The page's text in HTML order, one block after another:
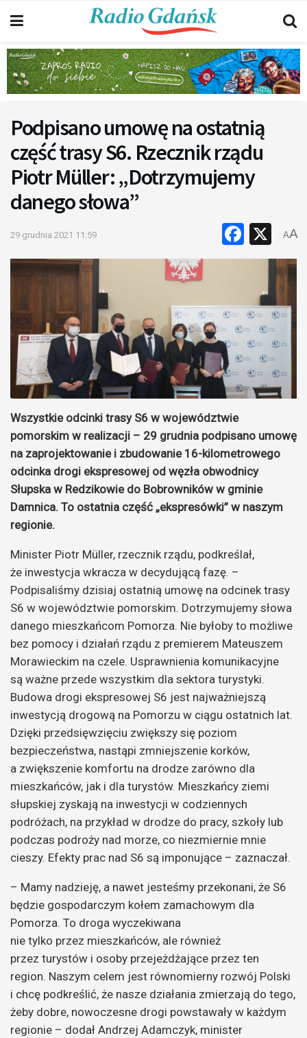
Podpisano umowę na ostatnią
część trasy S6. Rzecznik rządu
Piotr Müller: „Dotrzymujemy
danego słowa”
29 grudnia 2021 11:59 X
AA
Wszystkie odcinki trasy S6 w województwie
pomorskim w realizacji – 29 grudnia podpisano umowę
na zaprojektowanie i zbudowanie 16-kilometrowego
odcinka drogi ekspresowej od węzła obwodnicy
Słupska w Redzikowie do Bobrowników w gminie
Damnica. To ostatnia część „ekspresówki” w naszym
regionie.
Minister Piotr Müller, rzecznik rządu, podkreślał,
że inwestycja wkracza w decydującą fazę. –
Podpisaliśmy dzisiaj ostatnią umowę na odcinek trasy
S6 w województwie pomorskim. Dotrzymujemy słowa
danego mieszkańcom Pomorza. Nie byłoby to możliwe
bez pomocy i działań rządu z premierem Mateuszem
Morawieckim na czele. Usprawnienia komunikacyjne
są ważne przede wszystkim dla sektora turystyki.
Budowa drogi ekspresowej S6 jest najważniejszą
inwestycją drogową na Pomorzu w ciągu ostatnich lat.
Dzięki przedsięwzięciu zwiększy się poziom
bezpieczeństwa, nastąpi zmniejszenie korków,
a zwiększenie komfortu na drodze zarówno dla
mieszkańców, jak i dla turystów. Mieszkańcy ziemi
słupskiej zyskają na inwestycji w codziennych
podróżach, na przykład w drodze do pracy, szkoły lub
podczas podroży nad morze, co niezmiernie mnie
cieszy. Efekty prac nad S6 są imponujące – zaznaczał.
– Mamy nadzieję, a nawet jesteśmy przekonani, że S6
będzie gospodarczym kołem zamachowym dla
Pomorza. To droga wyczekiwana
nie tylko przez mieszkańców, ale również
przez turystów i osoby przejeżdżające przez ten
region. Naszym celem jest równomierny rozwój Polski
i chcę podkreślić, że nasze działania zmierzają do tego,
żeby dobre, nowoczesne drogi powstawały w każdym
regionie – dodał Andrzej Adamczyk, minister